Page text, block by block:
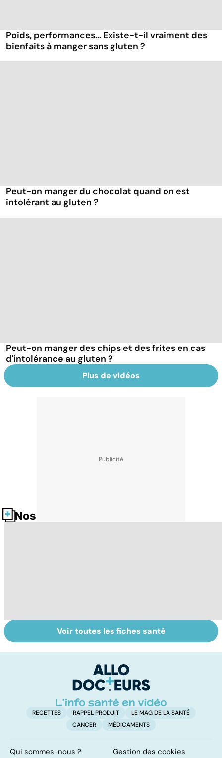
Poids, performances... Existe-t-il vraiment des
bienfaits à manger sans gluten ?
Peut-on manger du chocolat quand on est
intolérant au gluten ?
Peut-on manger des chips et des frites en cas
d'intolérance au gluten ?
Plus de vidéos
Nos fiches santé
coeliaque :
Allergies
alimentaires : le
l'assiette
Voir toutes les fiches santé
RECETTES RAPPEL PRODUIT
LE MAG DE LA SANTÉ
CANCER
MÉDICAMENTS
Qui sommes-nous ? Gestion des cookies